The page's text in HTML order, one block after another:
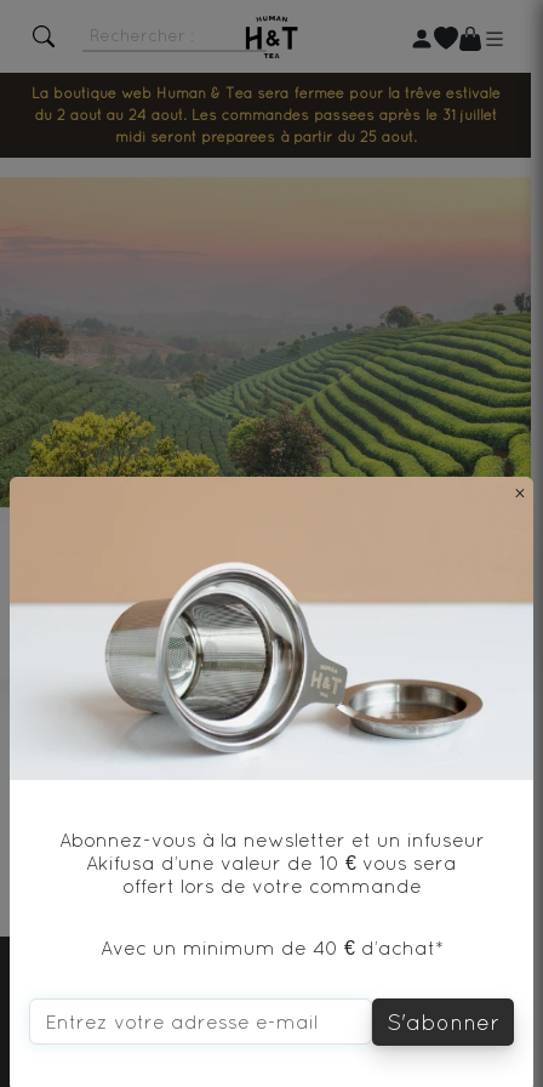
La boutique web Human & Tea sera fermée pour la trêve estivale
du 2 août au 24 août. Les commandes passées après le 31 juillet
midi seront préparées à partir du 25 août.
Collection de
Grands crus
du Vietnam
Aucun article pour le moment
×
Abonnez-vous à la newsletter et un infuseur
Akifusa d’une valeur de 10 € vous sera
offert lors de votre commande
Avec un minimum de 40 € d’achat*
S'abonner
Livraison
offerte*
Paiement
sécurisé
Échantillon
offert
Cadeau dès
100€